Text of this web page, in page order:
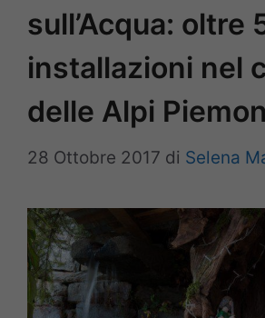
sull’Acqua: oltre
installazioni nel
delle Alpi
28 Ottobre 2017 di Selena